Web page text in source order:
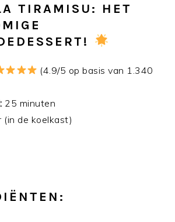
TIRAMISU: HET
(4.9/5 op basis van 1.340
25 minuten
(in de koelkast)